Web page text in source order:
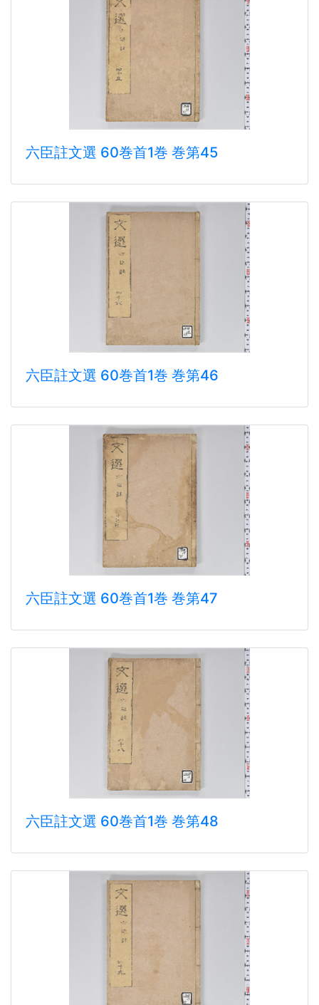
六臣註文選 60巻首1巻 巻第45
六臣註文選 60巻首1巻 巻第46
六臣註文選 60巻首1巻 巻第47
六臣註文選 60巻首1巻 巻第48